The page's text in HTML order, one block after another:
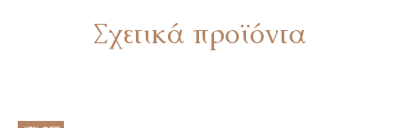
Σχετικά προϊόντα